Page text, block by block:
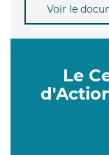
Voir le
Le